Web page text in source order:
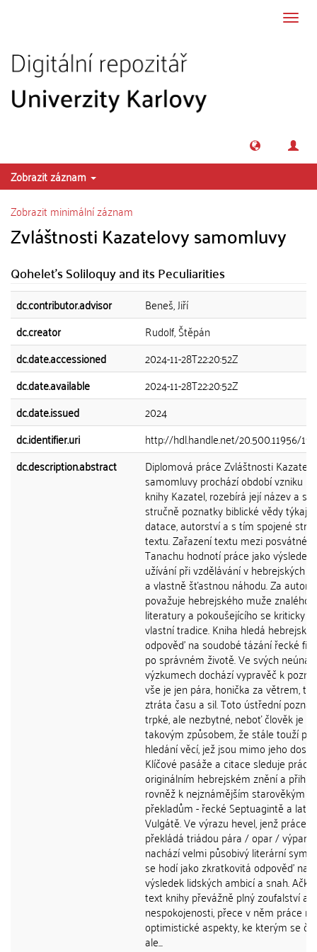
Zobrazit záznam
Zobrazit minimální záznam
Zvláštnosti Kazatelovy samomluvy
Qohelet's Soliloquy and its Peculiarities
dc.contributor.advisor
Beneš, Jiří
dc.creator
Rudolf, Štěpán
dc.date.accessioned
2024-11-28T22:20:52Z
dc.date.available
2024-11-28T22:20:52Z
dc.date.issued
2024
dc.identifier.uri
http://hdl.handle.net/20.500.11956/
dc.description.abstract
Diplomová práce Zvláštnosti
samomluvy prochází období vzniku
knihy Kazatel, rozebírá její název a
stručně poznatky biblické vědy
datace, autorství a s tím spojené
textu. Zařazení textu mezi posvátné
Tanachu hodnotí práce jako výsledek
užívání při vzdělávání v hebrejských
a vlastně šťastnou náhodu. Za autora
považuje hebrejského muže znalého
literatury a pokoušejícího se kriticky
vlastní tradice. Kniha hledá hebrejskou
odpověď na soudobé tázání řecké
po správném životě. Ve svých
výzkumech dochází vypravěč k
vše je jen pára, honička za větrem,
ztráta času a sil. Toto ústřední
trpké, ale nezbytné, neboť člověk je
takovým způsobem, že stále touží po
hledání věcí, jež jsou mimo jeho
Klíčové pasáže a citace sleduje práce
originálním hebrejském znění a přihlíží
rovněž k nejznámějším starověkým
překladům - řecké Septuagintě a
Vulgátě. Ve výrazu hevel, jenž práce
překládá triádou pára / opar / výpary
nachází velmi působivý literární
se hodí jako zkratkovitá odpověď na
výsledek lidských ambicí a snah.
text knihy převážně plný zoufalství a
nespokojenosti, přece v něm práce
optimistické aspekty, ke kterým se
ale...